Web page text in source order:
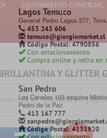
Chillán
Constitución 142, Chillán
422 257 761
chillan@giorgiomarket.cl
Código Postal: 3800718
Con estacionamiento
Compra online y retira en
Coronel
Manuel Montt 871, Villa Mora,
413 832 822
coronel@giorgiomarket.cl
Código Postal: 4200770
Con estacionamiento
Compra online y retira en
+
EQUIPAMIENTO COMERCIAL
Y GLITTER
de 40 resultados por página
- 40%